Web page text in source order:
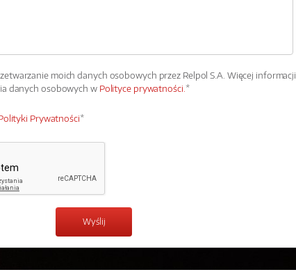
moich danych osobowych przez Relpol S.A. Więcej informacji
danych osobowych w Polityce prywatności.*
Prywatności*